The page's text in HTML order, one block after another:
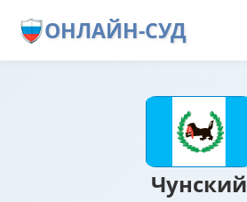
ОНЛАЙН-СУД
Чунский